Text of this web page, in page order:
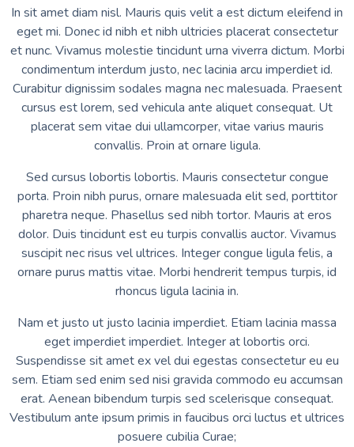
In sit amet diam nisl. Mauris quis velit a est dictum eleifend in
eget mi. Donec id nibh et nibh ultricies placerat consectetur
et nunc. Vivamus molestie tincidunt urna viverra dictum. Morbi
condimentum interdum justo, nec lacinia arcu imperdiet id.
Curabitur dignissim sodales magna nec malesuada. Praesent
cursus est lorem, sed vehicula ante aliquet consequat. Ut
placerat sem vitae dui ullamcorper, vitae varius mauris
convallis. Proin at ornare ligula.
Sed cursus lobortis lobortis. Mauris consectetur congue
porta. Proin nibh purus, ornare malesuada elit sed, porttitor
pharetra neque. Phasellus sed nibh tortor. Mauris at eros
dolor. Duis tincidunt est eu turpis convallis auctor. Vivamus
suscipit nec risus vel ultrices. Integer congue ligula felis, a
ornare purus mattis vitae. Morbi hendrerit tempus turpis, id
rhoncus ligula lacinia in.
Nam et justo ut justo lacinia imperdiet. Etiam lacinia massa
eget imperdiet imperdiet. Integer at lobortis orci.
Suspendisse sit amet ex vel dui egestas consectetur eu eu
sem. Etiam sed enim sed nisi gravida commodo eu accumsan
erat. Aenean bibendum turpis sed scelerisque consequat.
Vestibulum ante ipsum primis in faucibus orci luctus et ultrices
posuere cubilia Curae;